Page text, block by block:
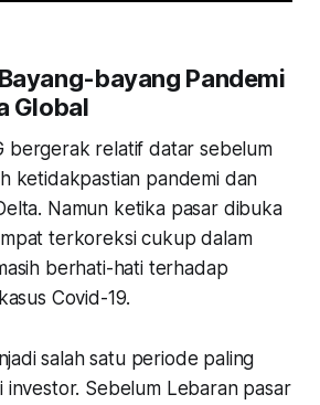
bayang Pandemi
Global
bergerak relatif datar sebelum
ketidakpastian pandemi dan
Namun ketika pasar dibuka
terkoreksi cukup dalam
berhati-hati terhadap
Covid-19.
salah satu periode paling
investor. Sebelum Lebaran pasar